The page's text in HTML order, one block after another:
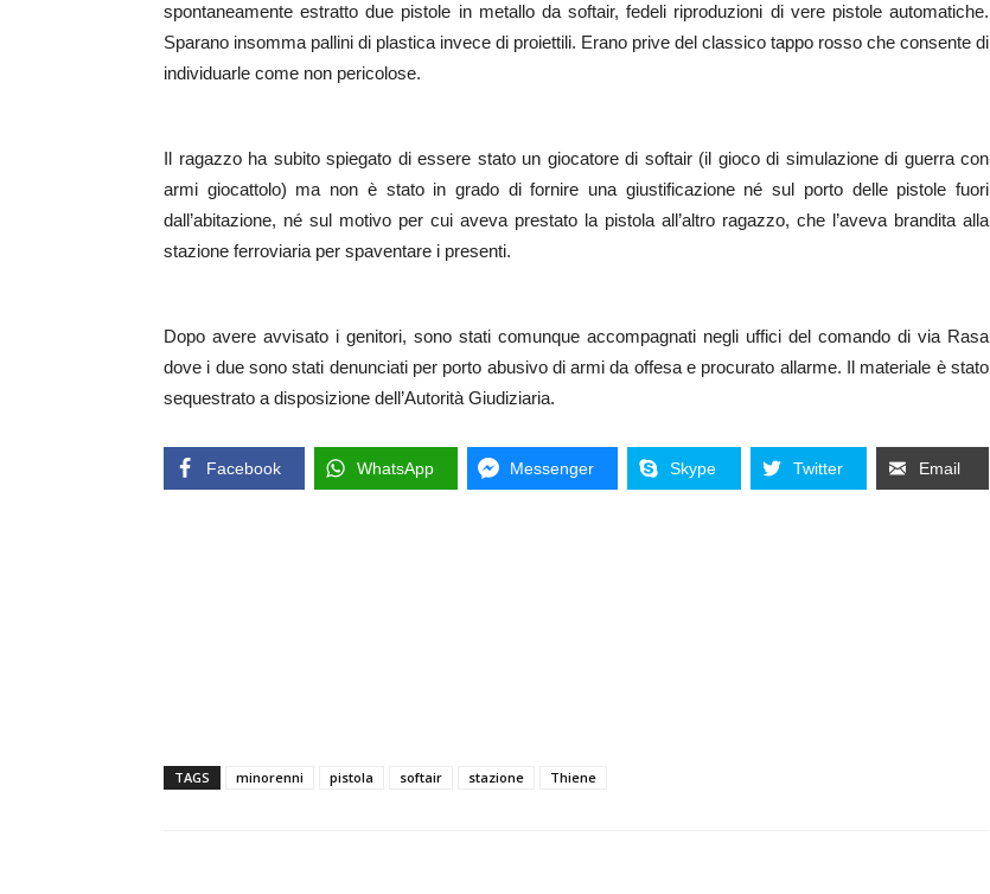
spontaneamente estratto due pistole in metallo da softair, fedeli riproduzioni di vere pistole automatiche.
Sparano insomma pallini di plastica invece di proiettili. Erano prive del classico tappo rosso che consente di
individuarle come non pericolose.
Il ragazzo ha subito spiegato di essere stato un giocatore di softair (il gioco di simulazione di guerra con
armi giocattolo) ma non è stato in grado di fornire una giustificazione né sul porto delle pistole fuori
dall’abitazione, né sul motivo per cui aveva prestato la pistola all’altro ragazzo, che l’aveva brandita alla
stazione ferroviaria per spaventare i presenti.
Dopo avere avvisato i genitori, sono stati comunque accompagnati negli uffici del comando di via Rasa
dove i due sono stati denunciati per porto abusivo di armi da offesa e procurato allarme. Il materiale è stato
sequestrato a disposizione dell’Autorità Giudiziaria.
Facebook WhatsApp Messenger Skype Twitter Email
TAGS minorenni pistola softair stazione Thiene